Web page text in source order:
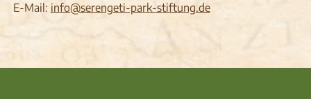
E-Mail: info@serengeti-park-stiftung.de